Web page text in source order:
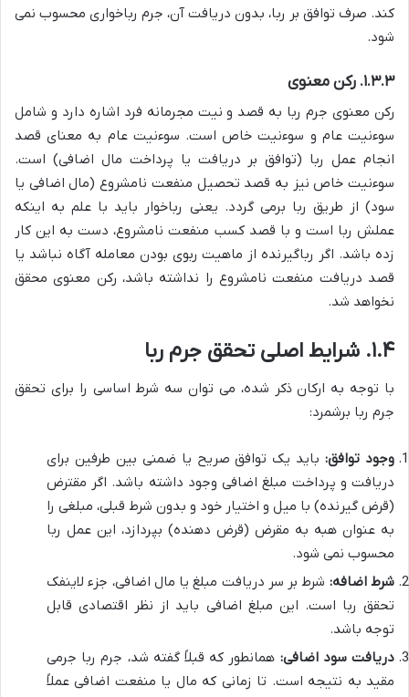
کند. صرف توافق بر ربا، بدون دریافت آن، جرم رباخواری محسوب نمی
شود.
۱.۳.۳. رکن معنوی
رکن معنوی جرم ربا به قصد و نیت مجرمانه فرد اشاره دارد و شامل
سوءنیت عام و سوءنیت خاص است. سوءنیت عام به معنای قصد
انجام عمل ربا (توافق بر دریافت یا پرداخت مال اضافی) است.
سوءنیت خاص نیز به قصد تحصیل منفعت نامشروع (مال اضافی یا
سود) از طریق ربا برمی گردد. یعنی رباخوار باید با علم به اینکه
عملش ربا است و با قصد کسب منفعت نامشروع، دست به این کار
زده باشد. اگر رباگیرنده از ماهیت ربوی بودن معامله آگاه نباشد یا
قصد دریافت منفعت نامشروع را نداشته باشد، رکن معنوی محقق
نخواهد شد.
۱.۴. شرایط اصلی تحقق جرم ربا
با توجه به ارکان ذکر شده، می توان سه شرط اساسی را برای تحقق
جرم ربا برشمرد:
وجود توافق:باید یک توافق صریح یا ضمنی بین طرفین برای
دریافت و پرداخت مبلغ اضافی وجود داشته باشد. اگر مقترض
(قرض گیرنده) با میل و اختیار خود و بدون شرط قبلی، مبلغی را
به عنوان هبه به مقرض (قرض دهنده) بپردازد، این عمل ربا
محسوب نمی شود.
شرط اضافه: شرط بر سر دریافت مبلغ یا مال اضافی، جزء لاینفک
تحقق ربا است. این مبلغ اضافی باید از نظر اقتصادی قابل
توجه باشد.
دریافت سود اضافی: همانطور که قبلاً گفته شد، جرم ربا جرمی
مقید به نتیجه است. تا زمانی که مال یا منفعت اضافی عملاً